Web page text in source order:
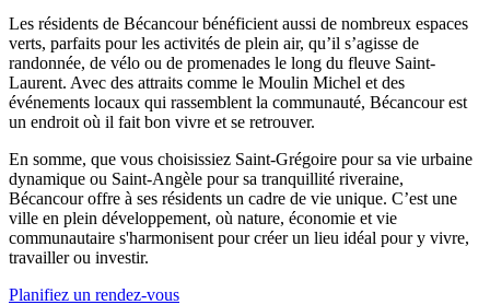
Les résidents de Bécancour bénéficient aussi de nombreux espaces
verts, parfaits pour les activités de plein air, qu’il s’agisse de
randonnée, de vélo ou de promenades le long du fleuve Saint-
Laurent. Avec des attraits comme le Moulin Michel et des
événements locaux qui rassemblent la communauté, Bécancour est
un endroit où il fait bon vivre et se retrouver.
En somme, que vous choisissiez Saint-Grégoire pour sa vie urbaine
dynamique ou Saint-Angèle pour sa tranquillité riveraine,
Bécancour offre à ses résidents un cadre de vie unique. C’est une
ville en plein développement, où nature, économie et vie
communautaire s'harmonisent pour créer un lieu idéal pour y vivre,
travailler ou investir.
Planifiez un rendez-vous